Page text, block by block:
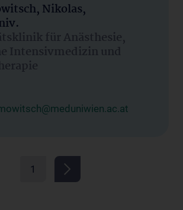
Nikolas,
für Anästhesie,
Intensivmedizin und
1